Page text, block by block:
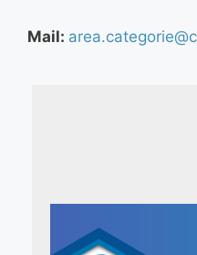
Mail: